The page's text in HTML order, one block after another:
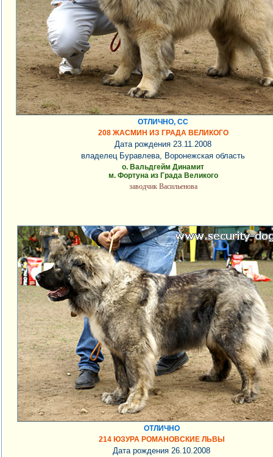
ОТЛИЧНО, СС
208 ЖАСМИН ИЗ ГРАДА ВЕЛИКОГО
Дата рождения 23.11.2008
владелец Буравлева, Воронежская область
о. Вальдгейм Динамит
м. Фортуна из Града Великого
заводчик Васильенова
ОТЛИЧНО
214 ЮЗУРА РОМАНОВСКИЕ ЛЬВЫ
Дата рождения 26.10.2008